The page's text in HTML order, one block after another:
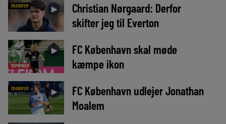
TRANSFER ►
Christian Nørgaard: Derfor
skifter jeg til Everton
TOPNYHED
►
FC København skal møde
kæmpe ikon
TRANSFER ►
FC København udlejer Jonathan
Moalem